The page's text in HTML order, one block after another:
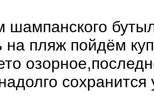
шампанского
на пляж пойдём